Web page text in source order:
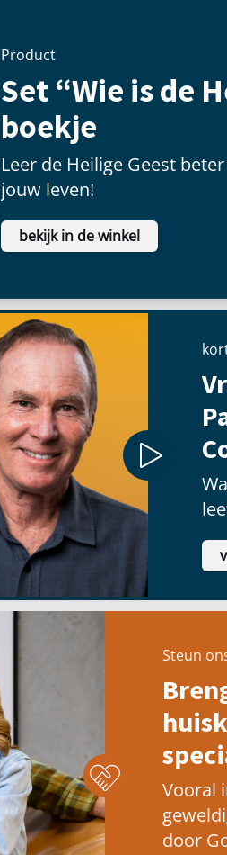
Product
Set “Wie is de
boekje
Leer de Heilige Geest
jouw leven!
bekijk in de winkel
Steun
Vooral
door